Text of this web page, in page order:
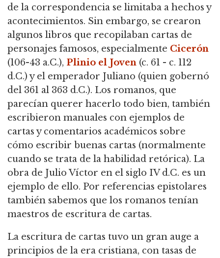
de la correspondencia se limitaba a hechos y
acontecimientos. Sin embargo, se crearon
algunos libros que recopilaban cartas de
personajes famosos, especialmente Cicerón
(106-43 a.C.), Plinio el Joven (c. 61 - c. 112
d.C.) y el emperador Juliano (quien gobernó
del 361 al 363 d.C.). Los romanos, que
parecían querer hacerlo todo bien, también
escribieron manuales con ejemplos de
cartas y comentarios académicos sobre
cómo escribir buenas cartas (normalmente
cuando se trata de la habilidad retórica). La
obra de Julio Víctor en el siglo IV d.C. es un
ejemplo de ello. Por referencias epistolares
también sabemos que los romanos tenían
maestros de escritura de cartas.
La escritura de cartas tuvo un gran auge a
principios de la era cristiana, con tasas de